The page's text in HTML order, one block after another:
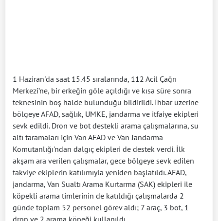
1 Haziran'da saat 15.45 sıralarında, 112 Acil Çağrı
Merkezi’ne, bir erkeğin göle açıldığı ve kısa süre sonra
teknesinin boş halde bulunduğu bildirildi. İhbar üzerine
bölgeye AFAD, sağlık, UMKE, jandarma ve itfaiye ekipleri
sevk edildi. Dron ve bot destekli arama çalışmalarına, su
altı taramaları için Van AFAD ve Van Jandarma
Komutanlığı'ndan dalgıç ekipleri de destek verdi. İlk
akşam ara verilen çalışmalar, gece bölgeye sevk edilen
takviye ekiplerin katılımıyla yeniden başlatıldı. AFAD,
jandarma, Van Sualtı Arama Kurtarma (SAK) ekipleri ile
köpekli arama timlerinin de katıldığı çalışmalarda 2
günde toplam 52 personel görev aldı; 7 araç, 3 bot, 1
dron ve 2 arama köpeği kullanıldı.